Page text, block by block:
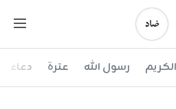
ضادرسول الله عترة دعاء